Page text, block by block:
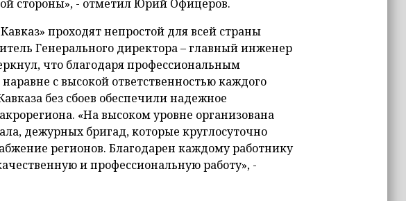
стороны», - отметил Юрий Офицеров.
проходят непростой для всей страны
Генерального директора – главный инженер
что благодаря профессиональным
с высокой ответственностью каждого
без сбоев обеспечили надежное
«На высоком уровне организована
дежурных бригад, которые круглосуточно
регионов. Благодарен каждому работнику
и профессиональную работу», -